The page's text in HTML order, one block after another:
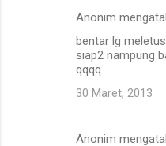
Anonim
bentar lg
siap2 nampung
qqqq
30 Maret, 2013
Anonim